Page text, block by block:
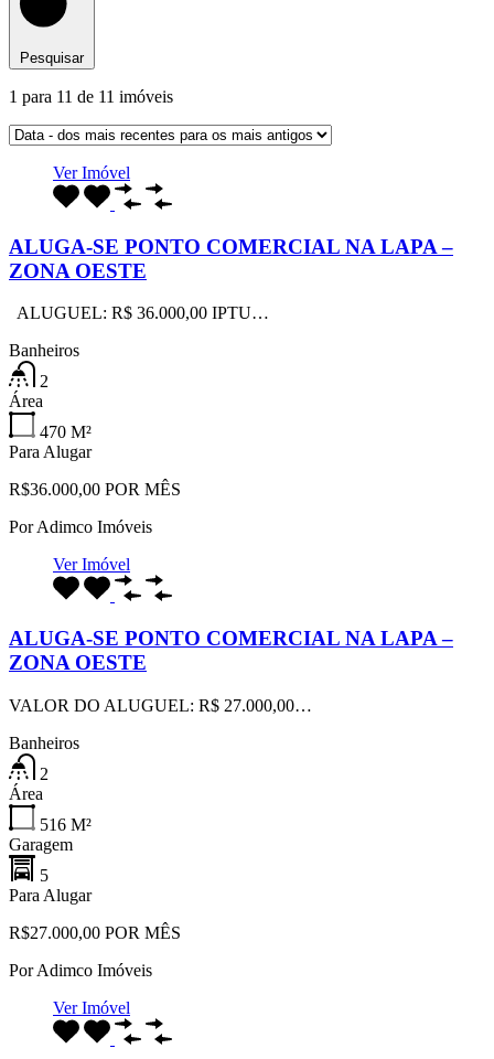
Pesquisar
1 para 11 de 11 imóveis
Ver Imóvel
ALUGA-SE PONTO COMERCIAL NA LAPA –
ZONA OESTE
ALUGUEL: R$ 36.000,00 IPTU…
Banheiros
2
Área
470 M²
Para Alugar
R$36.000,00 POR MÊS
PorAdimco Imóveis
Ver Imóvel
ALUGA-SE PONTO COMERCIAL NA LAPA –
ZONA OESTE
VALOR DO ALUGUEL: R$ 27.000,00…
Banheiros
2
Área
516 M²
Garagem
5
Para Alugar
R$27.000,00 POR MÊS
PorAdimco Imóveis
Ver Imóvel